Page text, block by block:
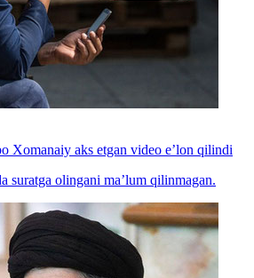
Xomanaiy aks etgan video e’lon qilindi
suratga olingani ma’lum qilinmagan.